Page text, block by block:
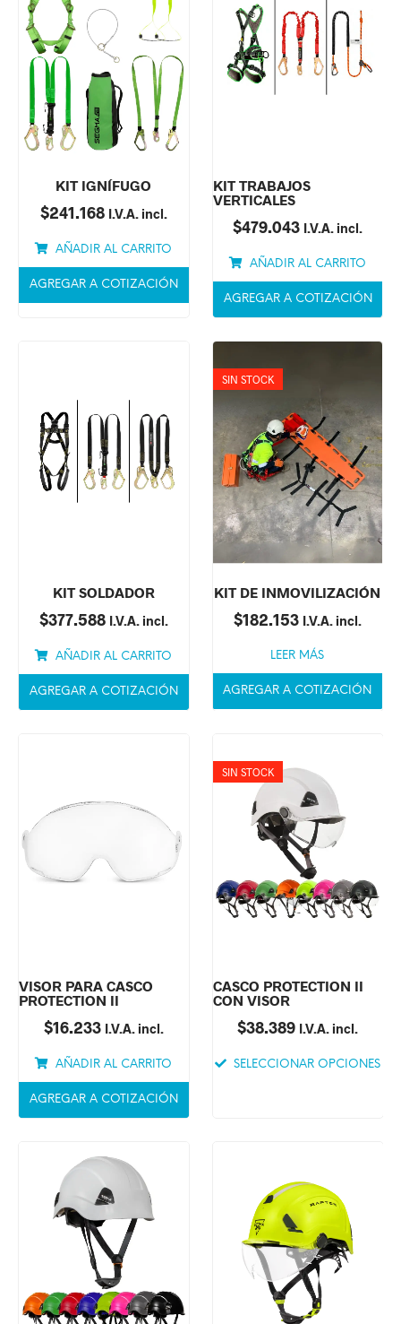
KIT IGNÍFUGO
$241.168 I.V.A. incl.
AÑADIR AL CARRITO
AGREGAR A COTIZACIÓN
KIT TRABAJOS
VERTICALES
$479.043 I.V.A. incl.
AÑADIR AL CARRITO
AGREGAR A COTIZACIÓN
KIT SOLDADOR
$377.588 I.V.A. incl.
AÑADIR AL CARRITO
AGREGAR A COTIZACIÓN
SIN STOCK
KIT DE INMOVILIZACIÓN
$182.153 I.V.A. incl.
LEER MÁS
AGREGAR A COTIZACIÓN
VISOR PARA CASCO
PROTECTION II
$16.233 I.V.A. incl.
AÑADIR AL CARRITO
AGREGAR A COTIZACIÓN
SIN STOCK
CASCO PROTECTION II
CON VISOR
$38.389 I.V.A. incl.
SELECCIONAR OPCIONES